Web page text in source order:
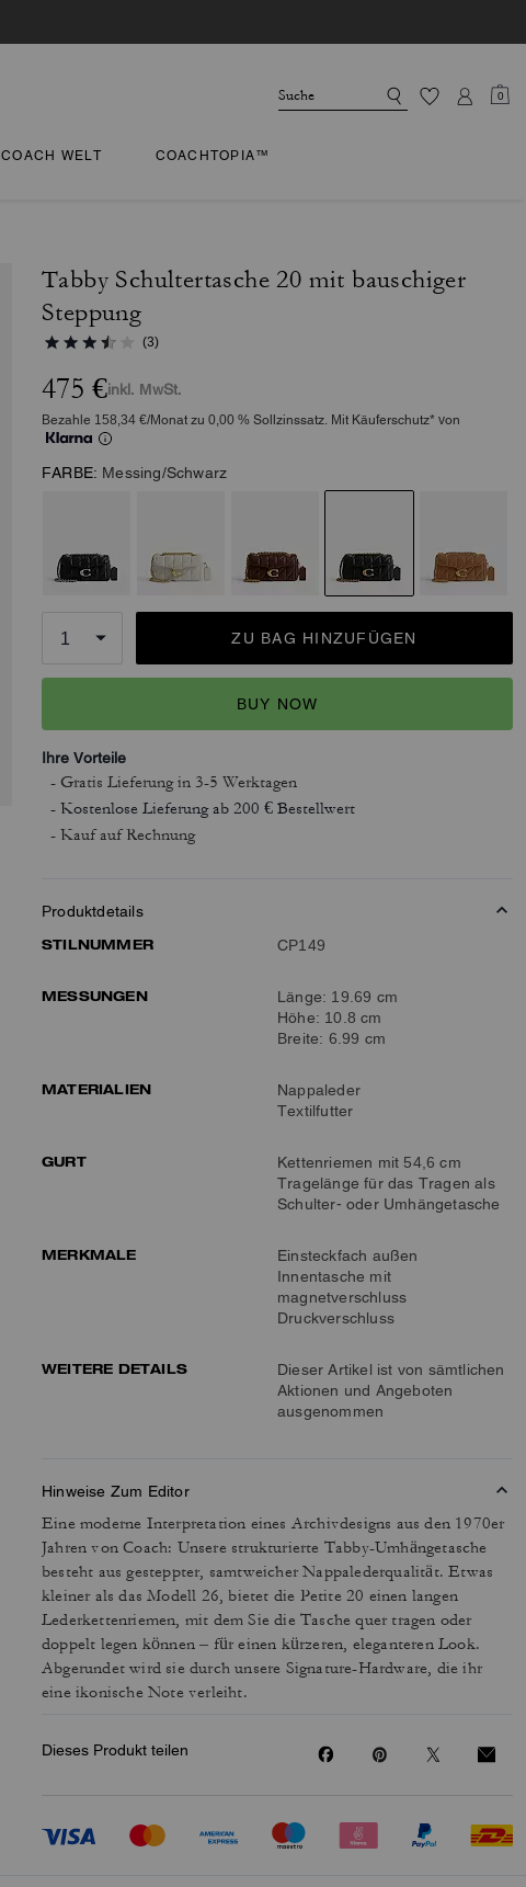
0
COACH WELT COACHTOPIA™
Tabby Schultertasche 20 mit bauschiger
Steppung
(3)
475 €inkl. MwSt.
Bezahle 158,34 €/Monat zu 0,00 % Sollzinssatz. Mit Käuferschutz* von
FARBE: Messing/Schwarz
ZU BAG HINZUFÜGEN
BUY NOW
Ihre Vorteile
- Gratis Lieferungin 3-5 Werktagen
- Kostenlose Lieferung ab 200 € Bestellwert
- Kauf auf Rechnung
Produktdetails
STILNUMMER
CP149
MESSUNGEN
Länge: 19.69 cm
Höhe: 10.8 cm
Breite: 6.99 cm
MATERIALIEN
Nappaleder
Textilfutter
GURT
Kettenriemen mit 54,6 cm
Tragelänge für das Tragen als
Schulter- oder Umhängetasche
MERKMALE
Einsteckfach außen
Innentasche mit
magnetverschluss
Druckverschluss
WEITERE DETAILS
Dieser Artikel ist von sämtlichen
Aktionen und Angeboten
ausgenommen
Hinweise Zum Editor
Eine moderne Interpretation eines Archivdesigns aus den 1970er
Jahren von Coach: Unsere strukturierte Tabby-Umhängetasche
besteht aus gesteppter, samtweicher Nappalederqualität. Etwas
kleiner als das Modell 26, bietet die Petite 20 einen langen
Lederkettenriemen, mit dem Sie die Tasche quer tragen oder
doppelt legen können – für einen kürzeren, eleganteren Look.
Abgerundet wird sie durch unsere Signature-Hardware, die ihr
eine ikonische Note verleiht.
Dieses Produkt teilen